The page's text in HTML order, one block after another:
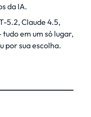
da IA.
5.2, Claude 4.5,
em um só lugar,
por sua escolha.